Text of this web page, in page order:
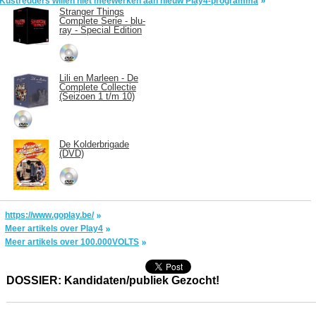
Stranger Things
Complete Serie - blu-
ray - Special Edition
Lili en Marleen - De
Complete Collectie
(Seizoen 1 t/m 10)
De Kolderbrigade
(DVD)
https://www.goplay.be/
Meer artikels over Play4
Meer artikels over 100.000VOLTS
DOSSIER: Kandidaten/publiek Gezocht!